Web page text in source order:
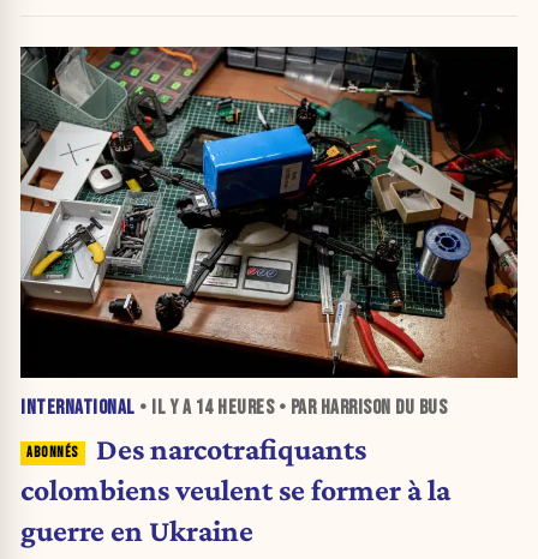
INTERNATIONAL • IL Y A 14 HEURES• PAR HARRISON DU BUS
Des narcotrafiquants
colombiens veulent se former à la
guerre en Ukraine